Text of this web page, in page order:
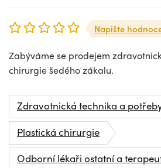
Napište
Zabýváme se prodejem
chirurgie šedého zákalu.
Zdravotnická technika a
Plastická chirurgie
Odborní lékaři ostatní a